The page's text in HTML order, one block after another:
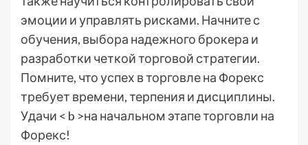
эмоции и управлять рисками. Начните с
обучения, выбора надежного брокера и
разработки четкой торговой стратегии.
Помните, что успех в торговле на Форекс
требует времени, терпения и дисциплины.
Удачи < b >на начальном этапе торговли на
Форекс!